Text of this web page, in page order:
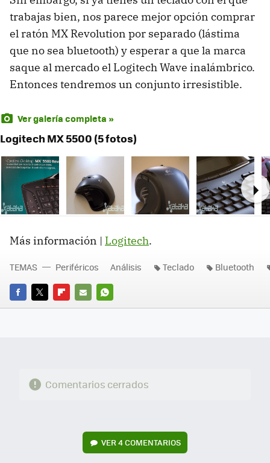
trabajas bien, nos parece mejor opción comprar
el ratón MX Revolution por separado (lástima
que no sea bluetooth) y esperar a que la marca
saque al mercado el Logitech Wave inalámbrico.
Entonces tendremos un conjunto irresistible.
Ver galería completa »
Logitech MX 5500 (5 fotos)
Más información | Logitech.
FACEBOOK
TWITTERFLIPBOARD
E-
WHATSAPP
TEMAS Periféricos Análisis Teclado Bluetooth
Comentarios cerrados
VER4 COMENTARIOS